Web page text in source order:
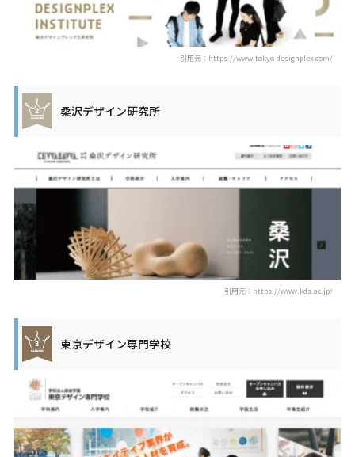
引用元：https://www.tokyo-designplex.com/
桑沢デザイン研究所
引用元：https://www.kds.ac.jp/
東京デザイン専門学校